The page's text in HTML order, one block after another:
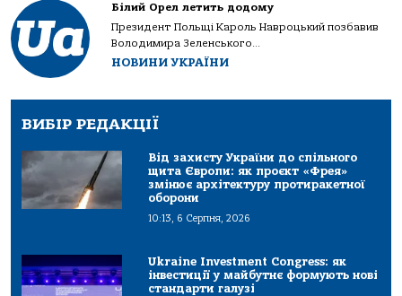
Білий Орел летить додому
Президент Польщі Кароль Навроцький позбавив
Володимира Зеленського...
НОВИНИ УКРАЇНИ
ВИБІР РЕДАКЦІЇ
Від захисту України до спільного
щита Європи: як проєкт «Фрея»
змінює архітектуру протиракетної
оборони
10:13, 6 Серпня, 2026
Ukraine Investment Congress: як
інвестиції у майбутнє формують нові
стандарти галузі